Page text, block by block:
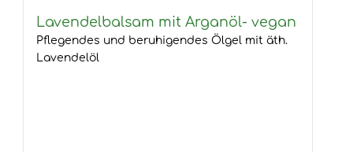
Lavendelbalsam mit Arganöl- vegan
Pflegendes und beruhigendes Ölgel mit äth.
Lavendelöl